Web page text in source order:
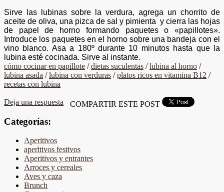
Sirve las lubinas sobre la verdura, agrega un chorrito de
aceite de oliva, una pizca de sal y pimienta y cierra las hojas
de papel de horno formando paquetes o «papillotes».
Introduce los paquetes en el horno sobre una bandeja con el
vino blanco. Asa a 180º durante 10 minutos hasta que la
lubina esté cocinada. Sirve al instante.
cómo cocinar en papillote /dietas suculentas /lubina al horno /
lubina asada /lubina con verduras /platos ricos en vitamina B12 /
recetas con lubina
Deja una respuesta COMPARTIR ESTE POST
Categorías:
Aperitivos
aperitivos festivos
Aperitivos y entrantes
Arroces y cereales
Aves y caza
Brunch